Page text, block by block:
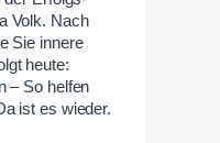
Volk. Nach
Sie innere
heute:
– So helfen
ist es wieder.